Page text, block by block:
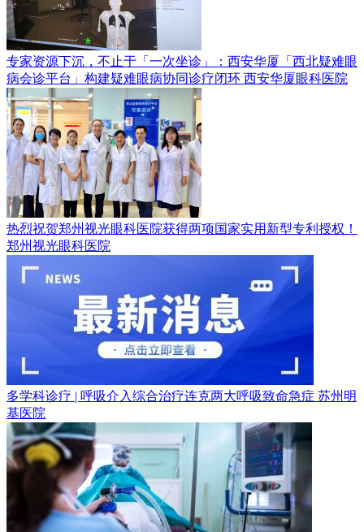
专家资源下沉，不止于「一次坐诊」：西安华厦「西北疑难眼
病会诊平台」构建疑难眼病协同诊疗闭环 西安华厦眼科医院
热烈祝贺郑州视光眼科医院获得两项国家实用新型专利授权！
郑州视光眼科医院
多学科诊疗 | 呼吸介入综合治疗连克两大呼吸致命急症 苏州明
基医院